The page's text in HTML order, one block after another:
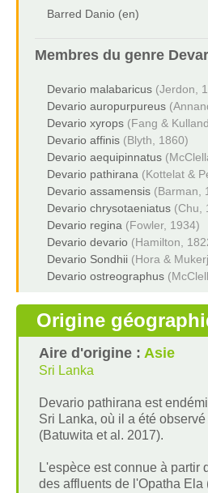
Barred Danio (en)
Membres du genre
Devario malabaricus (Jerdon,
Devario auropurpureus
Devario xyrops (Fang &
Devario affinis (Blyth, 1860)
Devario aequipinnatus
Devario pathirana (Kottelat &
Devario assamensis (Barman,
Devario chrysotaeniatus (Chu,
Devario regina (Fowler, 1934)
Devario devario (Hamilton,
Devario Sondhii (Hora &
Devario ostreographus
Origine
Aire d'origine : Asie
Sri Lanka
Devario pathirana est
Sri Lanka, où il a été
(Batuwita et al. 2017).
L'espèce est connue à partir
des affluents de l'Opatha